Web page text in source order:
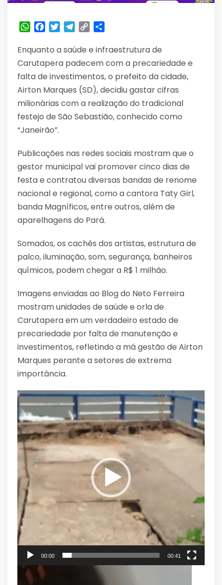
WhatsApp
Facebook
TwitterTelegram
Copy
Enquanto a saúde e infraestrutura de
Carutapera padecem com a precariedade e
falta de investimentos, o prefeito da cidade,
Airton Marques (SD), decidiu gastar cifras
milionárias com a realização do tradicional
festejo de São Sebastião, conhecido como
“Janeirão”.
Publicações nas redes sociais mostram que o
gestor municipal vai promover cinco dias de
festa e contratou diversas bandas de renome
nacional e regional, como a cantora Taty Girl,
banda Magníficos, entre outros, além de
aparelhagens do Pará.
Somados, os cachês dos artistas, estrutura de
palco, iluminação, som, segurança, banheiros
químicos, podem chegar a R$ 1 milhão.
Imagens enviadas ao Blog do Neto Ferreira
mostram unidades de saúde e orla de
Carutapera em um verdadeiro estado de
precariedade por falta de manutenção e
investimentos, refletindo a má gestão de Airton
Marques perante a setores de extrema
importância.
Tocador
de
vídeo
00:00 00:41
Tocador